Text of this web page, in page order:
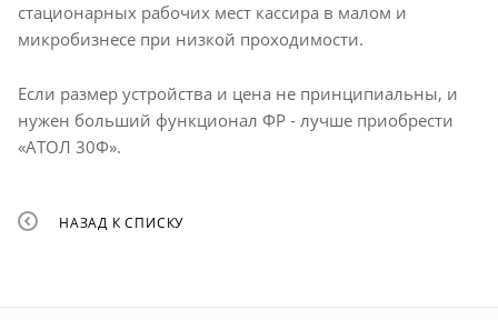
стационарных рабочих мест кассира в малом и
микробизнесе при низкой проходимости.
Если размер устройства и цена не принципиальны, и
нужен больший функционал ФР - лучше приобрести
«АТОЛ 30Ф».
НАЗАД К СПИСКУ